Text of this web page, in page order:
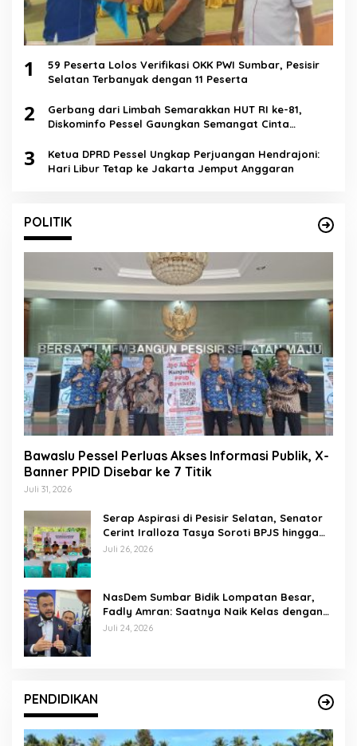
1
59 Peserta Lolos Verifikasi OKK PWI Sumbar, Pesisir
Selatan Terbanyak dengan 11 Peserta
2
Gerbang dari Limbah Semarakkan HUT RI ke-81,
Diskominfo Pessel Gaungkan Semangat Cinta
3
Ketua DPRD Pessel Ungkap Perjuangan Hendrajoni:
Hari Libur Tetap ke Jakarta Jemput Anggaran
POLITIK
Bawaslu Pessel Perluas Akses Informasi Publik, X-
Banner PPID Disebar ke 7 Titik
Juli 31, 2026
Serap Aspirasi di Pesisir Selatan, Senator
Cerint Iralloza Tasya Soroti BPJS hingga
Kurikulum Merdeka
Juli 26, 2026
NasDem Sumbar Bidik Lompatan Besar,
Fadly Amran: Saatnya Naik Kelas dengan
Kader Berkualitas
Juli 24, 2026
PENDIDIKAN